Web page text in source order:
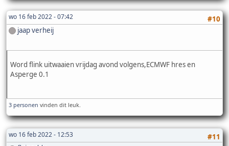
wo 16 feb 2022 - 07:42
#10
jaap verheij
Word flink uitwaaien vrijdag avond volgens,ECMWF hres en
Asperge 0.1
3 personen vinden dit leuk.
wo 16 feb 2022 - 12:53
#11